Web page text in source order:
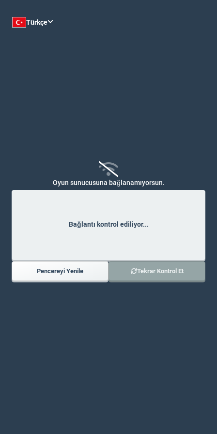
Türkçe
Oyun sunucusuna bağlanamıyorsun.
Bağlantı kontrol ediliyor...
olarak kontrol etmeyi deneyebilirsin.
Pencereyi Yenile Tekrar Kontrol Et
Mesaj Yok
İlk mesajı gönderen sen ol!